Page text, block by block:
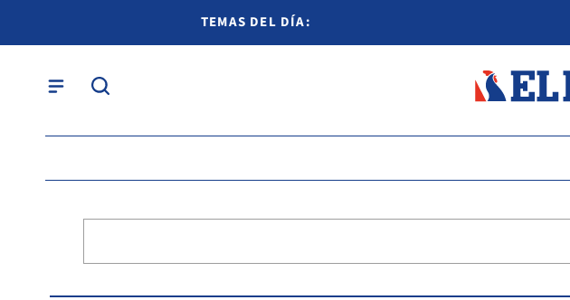
TEMAS DEL DÍA: